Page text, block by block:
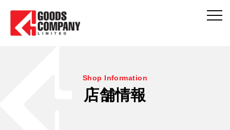
Shop Information
店舗情報